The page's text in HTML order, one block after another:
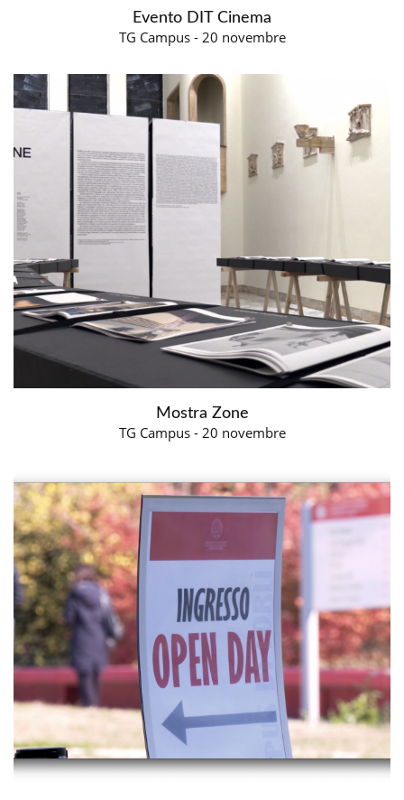
Evento DIT Cinema
TG Campus - 20 novembre
Mostra Zone
TG Campus - 20 novembre